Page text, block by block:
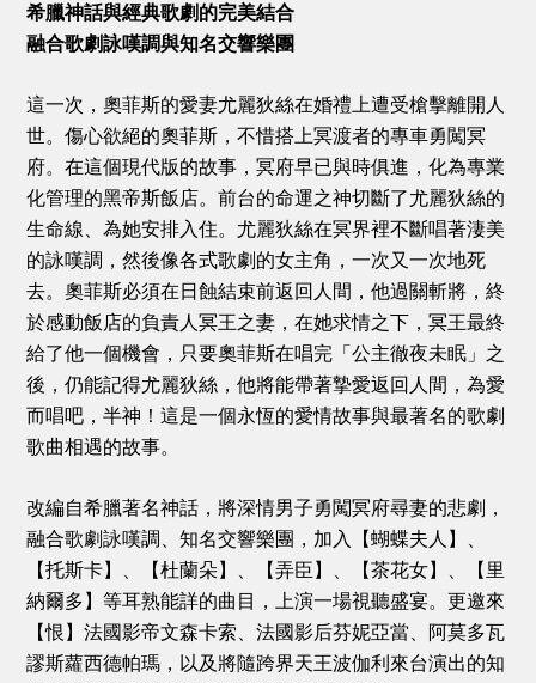
希臘神話與經典歌劇的完美結合
融合歌劇詠嘆調與知名交響樂團
這一次，奧菲斯的愛妻尤麗狄絲在婚禮上遭受槍擊離開人
世。傷心欲絕的奧菲斯，不惜搭上冥渡者的專車勇闖冥
府。在這個現代版的故事，冥府早已與時俱進，化為專業
化管理的黑帝斯飯店。前台的命運之神切斷了尤麗狄絲的
生命線、為她安排入住。尤麗狄絲在冥界裡不斷唱著淒美
的詠嘆調，然後像各式歌劇的女主角，一次又一次地死
去。奧菲斯必須在日蝕結束前返回人間，他過關斬將，終
於感動飯店的負責人冥王之妻，在她求情之下，冥王最終
給了他一個機會，只要奧菲斯在唱完「公主徹夜未眠」之
後，仍能記得尤麗狄絲，他將能帶著摯愛返回人間，為愛
而唱吧，半神！這是一個永恆的愛情故事與最著名的歌劇
歌曲相遇的故事。
改編自希臘著名神話，將深情男子勇闖冥府尋妻的悲劇，
融合歌劇詠嘆調、知名交響樂團，加入【蝴蝶夫人】、
【托斯卡】、【杜蘭朵】、【弄臣】、【茶花女】、【里
納爾多】等耳熟能詳的曲目，上演一場視聽盛宴。更邀來
【恨】法國影帝文森卡索、法國影后芬妮亞當、阿莫多瓦
謬斯蘿西德帕瑪，以及將隨跨界天王波伽利來台演出的知